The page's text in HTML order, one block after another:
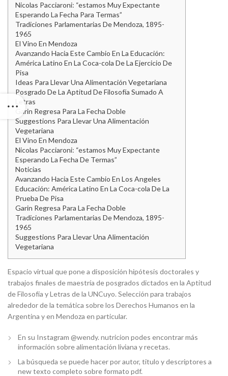
Nicolas Pacciaroni: “estamos Muy Expectante
Esperando La Fecha Para Termas”
Tradiciones Parlamentarias De Mendoza, 1895-
1965
El Vino En Mendoza
Avanzando Hacia Este Cambio En La Educación:
América Latino En La Coca-cola De La Ejercicio De
Pisa
Ideas Para Llevar Una Alimentación Vegetariana
Posgrado De La Aptitud De Filosofía Sumado A
Letras
Garin Regresa Para La Fecha Doble
Suggestions Para Llevar Una Alimentación
Vegetariana
El Vino En Mendoza
Nicolas Pacciaroni: “estamos Muy Expectante
Esperando La Fecha De Termas”
Noticias
Avanzando Hacia Este Cambio En Los Angeles
Educación: América Latino En La Coca-cola De La
Prueba De Pisa
Garin Regresa Para La Fecha Doble
Tradiciones Parlamentarias De Mendoza, 1895-
1965
Suggestions Para Llevar Una Alimentación
Vegetariana
Espacio virtual que pone a disposición hipótesis doctorales y
trabajos finales de maestría de posgrados dictados en la Aptitud
de Filosofía y Letras de la UNCuyo. Selección para trabajos
alrededor de la temática sobre los Derechos Humanos en la
Argentina y en Mendoza en particular.
En su Instagram @wendy. nutricion podes encontrar más
información sobre alimentación liviana y recetas.
La búsqueda se puede hacer por autor, titulo y descriptores a
new texto completo sobre formato pdf.